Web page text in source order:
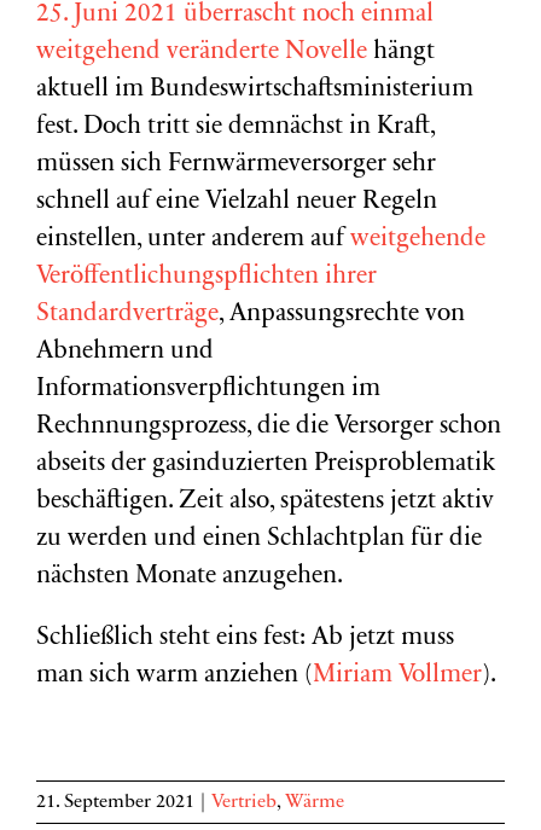
25. Juni 2021 überrascht noch einmal
weitgehend veränderte Novelle hängt
aktuell im Bundeswirtschaftsministerium
fest. Doch tritt sie demnächst in Kraft,
müssen sich Fernwärmeversorger sehr
schnell auf eine Vielzahl neuer Regeln
einstellen, unter anderem auf weitgehende
Veröffentlichungspflichten ihrer
Standardverträge, Anpassungsrechte von
Abnehmern und
Informationsverpflichtungen im
Rechnnungsprozess, die die Versorger schon
abseits der gasinduzierten Preisproblematik
beschäftigen. Zeit also, spätestens jetzt aktiv
zu werden und einen Schlachtplan für die
nächsten Monate anzugehen.
Schließlich steht eins fest: Ab jetzt muss
man sich warm anziehen (Miriam Vollmer).
21. September 2021 Vertrieb, Wärme